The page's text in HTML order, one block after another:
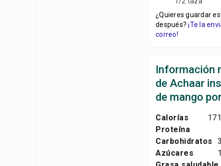
¿Quieres guardar
después? ¡Te la
correo!
Información
de Achaar
de mango
Calorías
Proteína
Carbohidratos
Azúcares